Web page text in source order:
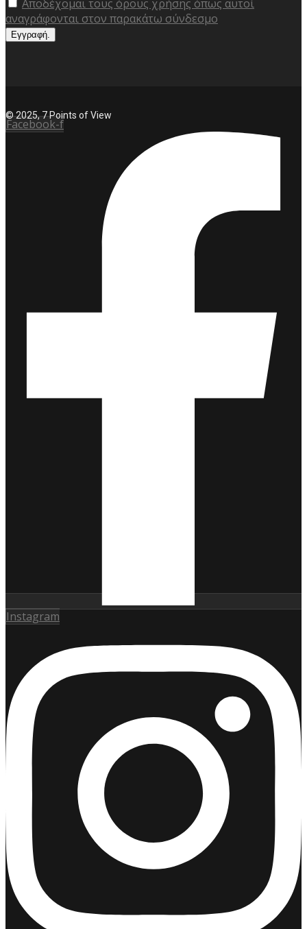
Αποδέχομαι τους όρους χρήσης όπως αυτοί
αναγράφονται στον παρακάτω σύνδεσμο
© 2025, 7 Points of View
Facebook-f
Instagram